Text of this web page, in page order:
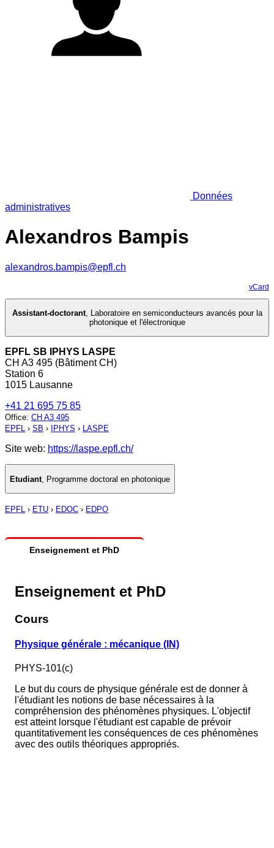
Données
administratives
Alexandros Bampis
alexandros.bampis@epfl.ch
vCard
Assistant-doctorant, Laboratoire en semiconducteurs avancés pour la
photonique et l'électronique
EPFL SB IPHYS LASPE
CH A3 495 (Bâtiment CH)
Station 6
1015 Lausanne
+41 21 695 75 85
Office: CH A3 495
EPFL › SB › IPHYS › LASPE
Site web: https://laspe.epfl.ch/
Etudiant Programme doctoral en photonique
EPFL › ETU › EDOC › EDPO
Enseignement et PhD
Enseignement et PhD
Cours
Physique générale : mécanique (IN)
PHYS-101(c)
Le but du cours de physique générale est de donner à
l'étudiant les notions de base nécessaires à la
compréhension des phénomènes physiques. L'objectif
est atteint lorsque l'étudiant est capable de prévoir
quantitativement les conséquences de ces phénomènes
avec des outils théoriques appropriés.